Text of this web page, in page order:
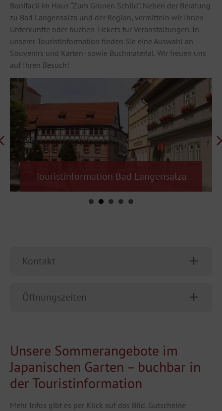
Bonifacii im Haus “Zum Grünen Schild”. Neben der Beratung
zu Bad Langensalza und der Region, vermitteln wir Ihnen
Unterkünfte oder buchen Tickets für Veranstaltungen. In
unserer Touristinformation finden Sie eine Auswahl an
Souvenirs und Karten- sowie Buchmaterial. Wir freuen uns
auf Ihren Besuch!
Touristinformation Bad Langensalza
Kontakt
Öffnungszeiten
Unsere Sommerangebote im
Japanischen Garten – buchbar in
der Touristinformation
Mehr Infos gibt es per Klick auf das Bild. Gutscheine